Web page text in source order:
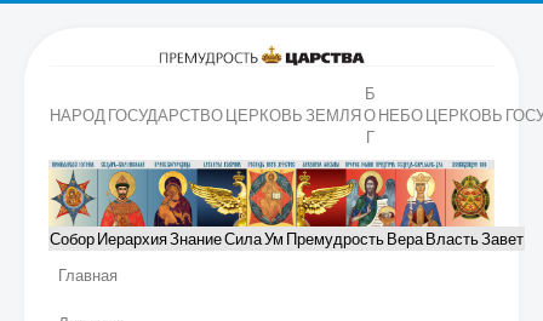
НАРОДГОСУДАРСТВОЦЕРКОВЬЗЕМЛЯ
Б
О
Г
НЕБОЦЕРКОВЬ
СоборИерархияЗнаниеСилаУм ПремудростьВераВластьЗавет
Главная